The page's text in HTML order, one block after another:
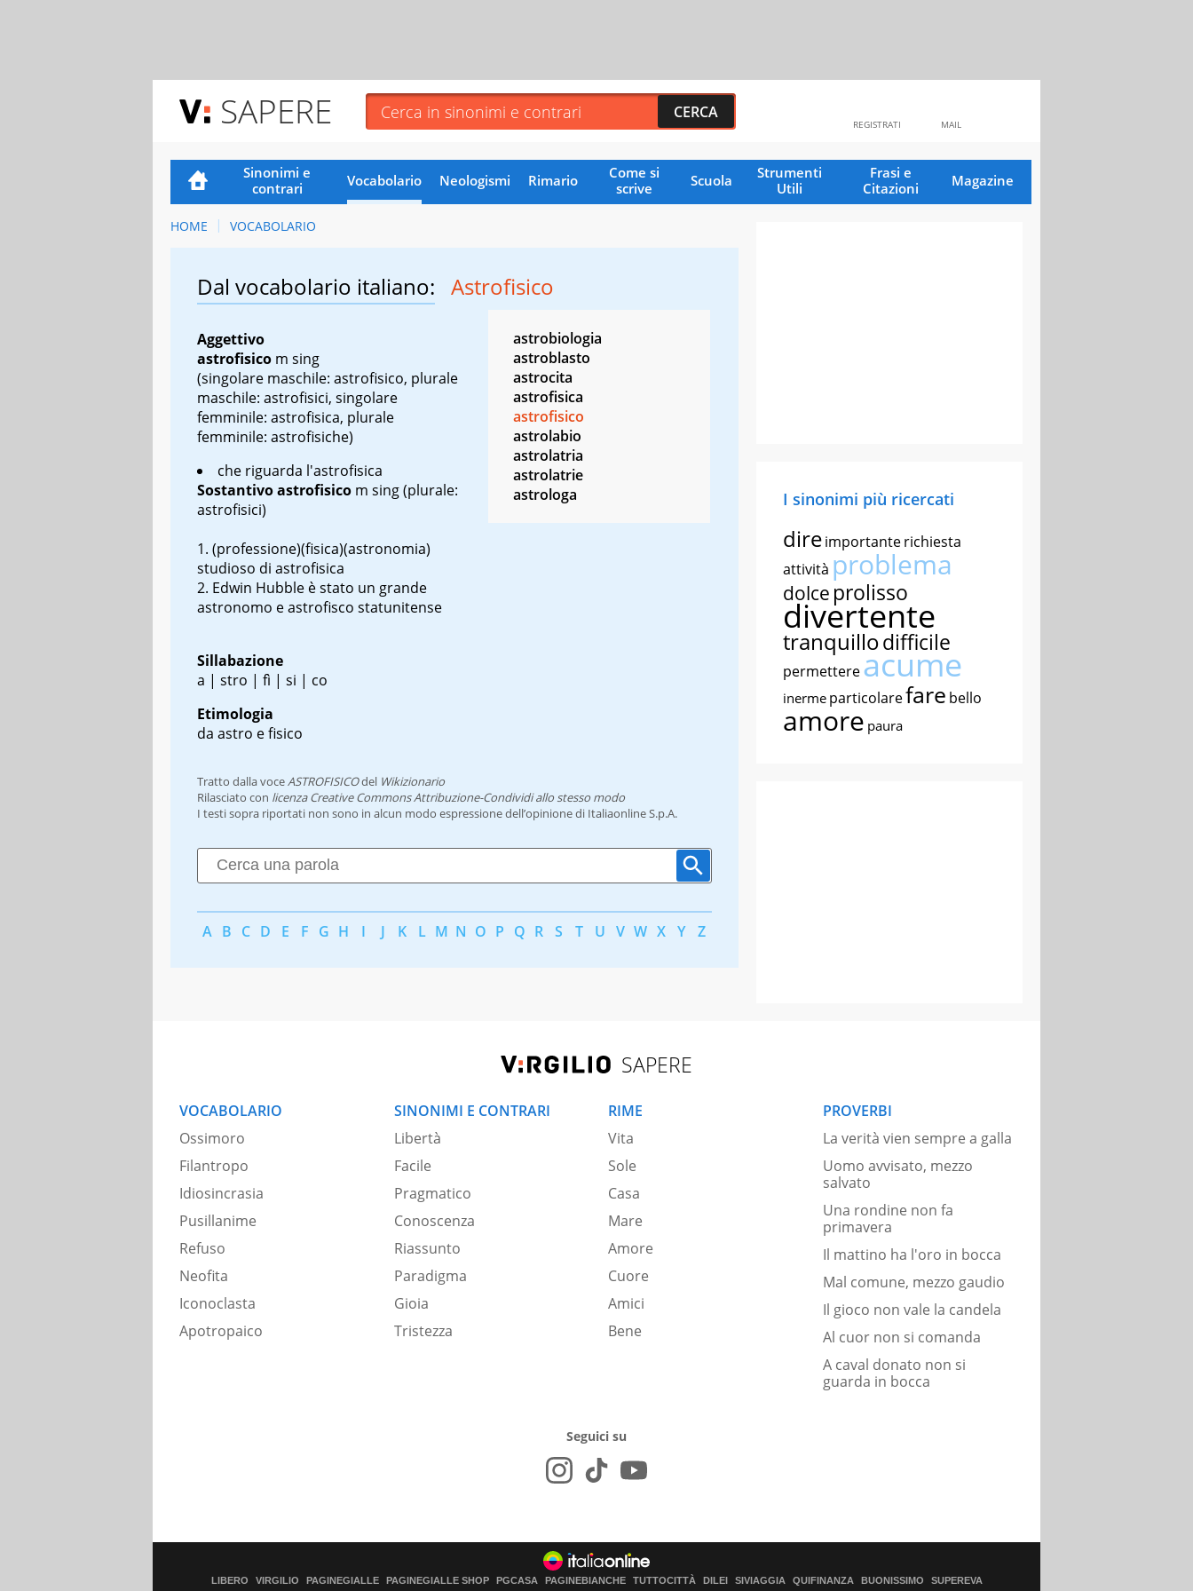
SAPERE MAIL
REGISTRATI
Sinonimi e
contrari
Vocabolario Neologismi Rimario
Come si
scrive
Scuola
Strumenti
Utili
Frasi e
Citazioni
Magazine
HOME VOCABOLARIO
Dal vocabolario italiano: Astrofisico
Aggettivo
astrofisico m sing
(singolare maschile: astrofisico, plurale
maschile: astrofisici, singolare
femminile: astrofisica, plurale
femminile: astrofisiche)
che riguarda l'astrofisica
Sostantivoastrofisico m sing(plurale:
astrofisici)
(professione)(fisica)(astronomia)
studioso di astrofisica
Edwin Hubble è stato un grande
astronomo e astrofisco statunitense
Sillabazione
a | stro | fì | si | co
Etimologia
da astro e fisico
astrobiologia
astroblasto
astrocita
astrofisica
astrofisico
astrolabio
astrolatria
astrolatrie
astrologa
Tratto dalla voce ASTROFISICOdel Wikizionario
Rilasciato con licenza Creative Commons Attribuzione-Condividi allo stesso modo
I testi sopra riportati non sono in alcun modo espressione dell’opinione di Italiaonline S.p.A.
A B C D E F G H I J K L M N O P Q R S T U V W X Y Z
I sinonimi più ricercati
direimportanterichiesta
attività problema
dolce prolisso
divertente
tranquillodifficile
permettereacume
inerme particolarefare bello
amore paura
SAPERE
VOCABOLARIO
Ossimoro
Filantropo
Idiosincrasia
Pusillanime
Refuso
Neofita
Iconoclasta
Apotropaico
SINONIMI E CONTRARI
Libertà
Facile
Pragmatico
Conoscenza
Riassunto
Paradigma
Gioia
Tristezza
RIME
Vita
Sole
Casa
Mare
Amore
Cuore
Amici
Bene
PROVERBI
La verità vien sempre a galla
Uomo avvisato, mezzo
salvato
Una rondine non fa
primavera
Il mattino ha l'oro in bocca
Mal comune, mezzo gaudio
Il gioco non vale la candela
Al cuor non si comanda
A caval donato non si
guarda in bocca
Seguici su
LIBERO VIRGILIO PAGINEGIALLE PAGINEGIALLE SHOP PGCASA PAGINEBIANCHE TUTTOCITTÀ DILEI SIVIAGGIA QUIFINANZA BUONISSIMO SUPEREVA